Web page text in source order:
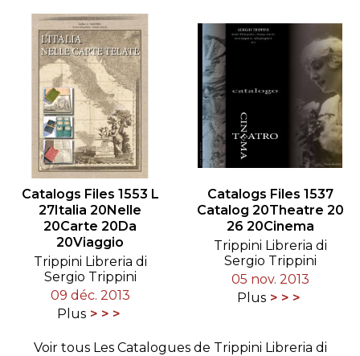
Catalogs Files 1553 L
27Italia 20Nelle
20Carte 20Da
20Viaggio
Trippini Libreria di
Sergio Trippini
09 déc. 2013
Plus
Catalogs Files 1537
Catalog 20Theatre 20
26 20Cinema
Trippini Libreria di
Sergio Trippini
05 nov. 2013
Plus
Voir tous Les Catalogues de Trippini Libreria di